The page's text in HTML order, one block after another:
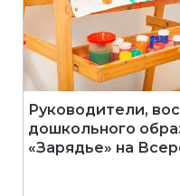
Руководители,
дошкольного
«Зарядье» на